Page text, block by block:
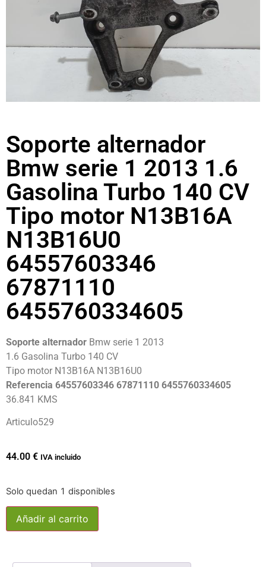
Soporte alternador
Bmw serie 1 2013 1.6
Gasolina Turbo 140 CV
Tipo motor N13B16A
N13B16U0
64557603346
67871110
6455760334605
Soporte alternador Bmw serie 1 2013
1.6 Gasolina Turbo 140 CV
Tipo motor N13B16A N13B16U0
Referencia 64557603346 67871110 6455760334605
36.841 KMS
Articulo529
44.00 € IVA incluido
Solo quedan 1 disponibles
Añadir al carrito